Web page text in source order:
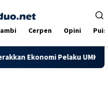
Cerpen Opini
Pelaku UMKM